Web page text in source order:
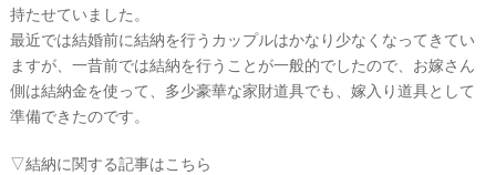
持たせていました。
最近では結婚前に結納を行うカップルはかなり少なくなってきてい
ますが、一昔前では結納を行うことが一般的でしたので、お嫁さん
側は結納金を使って、多少豪華な家財道具でも、嫁入り道具として
準備できたのです。
▽結納に関する記事はこちら